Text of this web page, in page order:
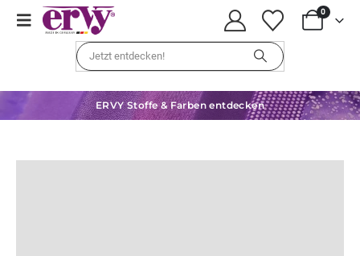
0
ERVY Stoffe & Farben entdecken